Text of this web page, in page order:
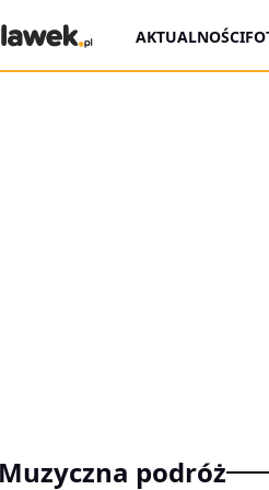
AKTUALNOŚCI
muzyczna podróż